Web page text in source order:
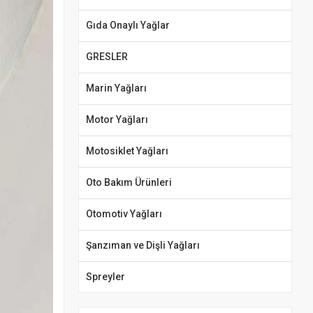
Gıda Onaylı Yağlar
GRESLER
Marin Yağları
Motor Yağları
Motosiklet Yağları
Oto Bakım Ürünleri
Otomotiv Yağları
Şanzıman ve Dişli Yağları
Spreyler